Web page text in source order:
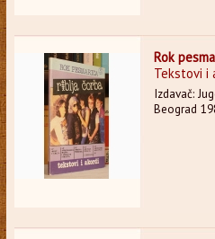
Rok
Tekstovi i
Izdavač:
Beograd